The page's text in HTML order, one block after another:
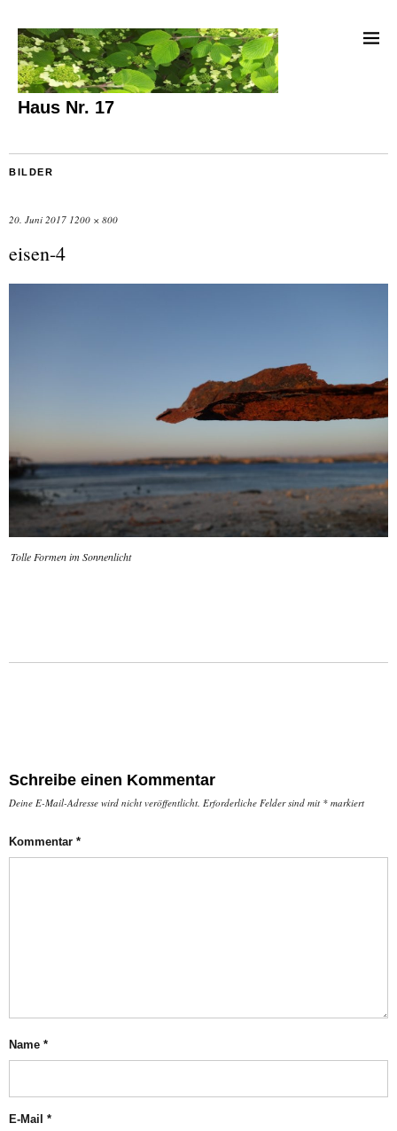
Haus Nr. 17
BILDER
20. Juni 2017 1200 × 800
eisen-4
Tolle Formen im Sonnenlicht
Schreibe einen Kommentar
Deine E-Mail-Adresse wird nicht veröffentlicht. Erforderliche Felder sind mit * markiert
Kommentar *
Name *
E-Mail *